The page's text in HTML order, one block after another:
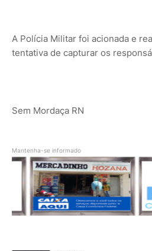
A Polícia Militar foi acionada e
tentativa de capturar os
Sem Mordaça RN
Mantenha-se informado